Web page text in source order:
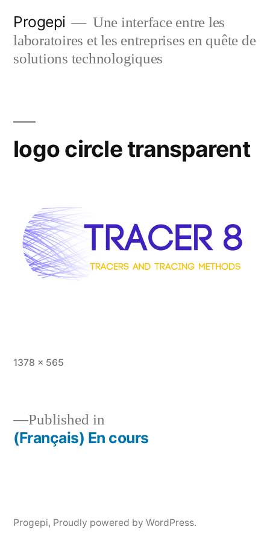
content
Progepi
Une interface entre les
laboratoires et les entreprises en quête de
solutions technologiques
logo circle transparent
Full
1378 × 565
Post
Published in
(Français) En cours
Progepi, Proudly powered by WordPress.